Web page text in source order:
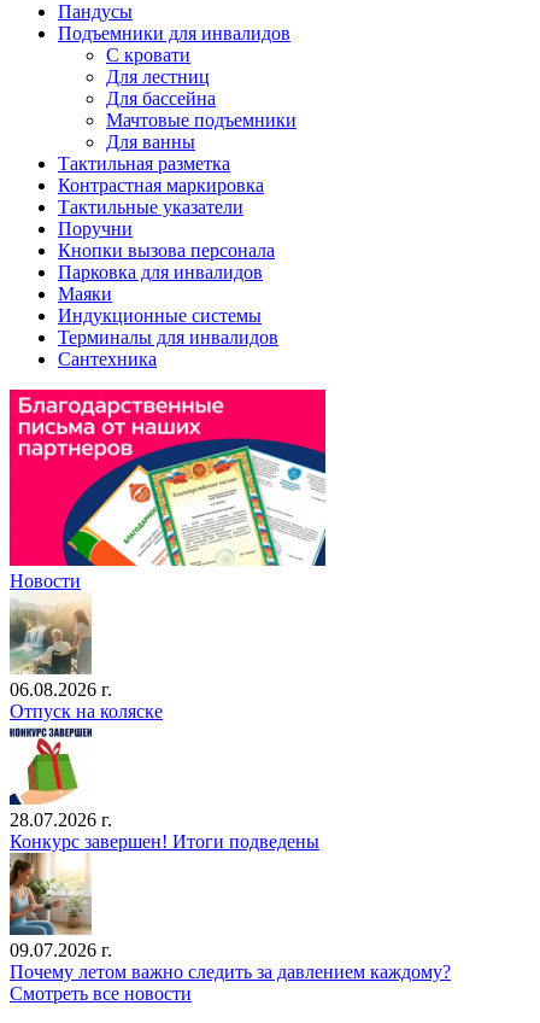
Пандусы
Подъемники для инвалидов
С кровати
Для лестниц
Для бассейна
Мачтовые подъемники
Для ванны
Тактильная разметка
Контрастная маркировка
Тактильные указатели
Поручни
Кнопки вызова персонала
Парковка для инвалидов
Маяки
Индукционные системы
Терминалы для инвалидов
Сантехника
Новости
06.08.2026 г.
Отпуск на коляске
28.07.2026 г.
Конкурс завершен! Итоги подведены
09.07.2026 г.
Почему летом важно следить за давлением каждому?
Смотреть все новости